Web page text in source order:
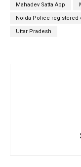
Mahadev Satta App
Noida Police registered
Uttar Pradesh